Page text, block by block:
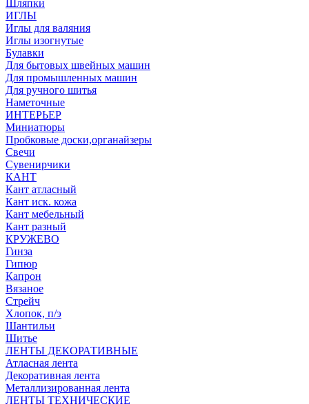
Шляпки
ИГЛЫ
Иглы для валяния
Иглы изогнутые
Булавки
Для бытовых швейных машин
Для промышленных машин
Для ручного шитья
Наметочные
ИНТЕРЬЕР
Миниатюры
Пробковые доски,органайзеры
Свечи
Сувенирчики
КАНТ
Кант атласный
Кант иск. кожа
Кант мебельный
Кант разный
КРУЖЕВО
Гинза
Гипюр
Капрон
Вязаное
Стрейч
Хлопок, п/э
Шантильи
Шитье
ЛЕНТЫ ДЕКОРАТИВНЫЕ
Атласная лента
Декоративная лента
Металлизированная лента
ЛЕНТЫ ТЕХНИЧЕСКИЕ